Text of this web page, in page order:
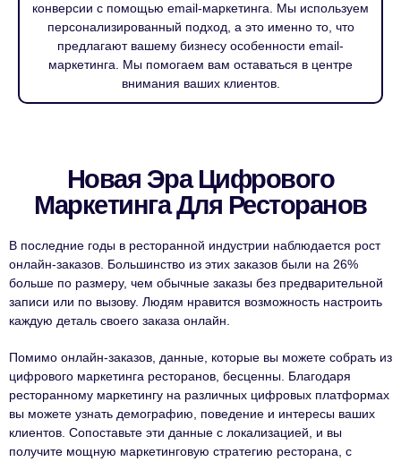
конверсии с помощью email-маркетинга. Мы используем
персонализированный подход, а это именно то, что
предлагают вашему бизнесу особенности email-
маркетинга. Мы помогаем вам оставаться в центре
внимания ваших клиентов.
Новая Эра Цифрового
Маркетинга Для Ресторанов
В последние годы в ресторанной индустрии наблюдается рост
онлайн-заказов. Большинство из этих заказов были на 26%
больше по размеру, чем обычные заказы без предварительной
записи или по вызову. Людям нравится возможность настроить
каждую деталь своего заказа онлайн.
Помимо онлайн-заказов, данные, которые вы можете собрать из
цифрового маркетинга ресторанов, бесценны. Благодаря
ресторанному маркетингу на различных цифровых платформах
вы можете узнать демографию, поведение и интересы ваших
клиентов. Сопоставьте эти данные с локализацией, и вы
получите мощную маркетинговую стратегию ресторана, с